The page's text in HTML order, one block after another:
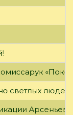
светлых людей»
Арсеньева